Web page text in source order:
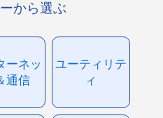
から選ぶ
ーネッ
通信
ユーティリテ
ィ